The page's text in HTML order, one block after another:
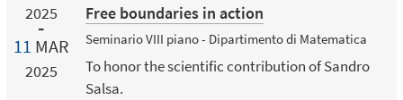
2025
11 MAR
2025
Free boundaries in action
Seminario VIII piano - Dipartimento di Matematica
To honor the scientific contribution of Sandro
Salsa.